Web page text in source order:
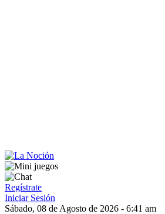
Regístrate
Iniciar Sesión
Sábado, 08 de Agosto de 2026 - 6:41 am